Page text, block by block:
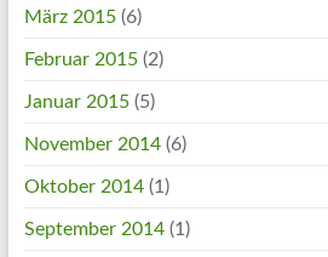
März 2015(6)
Februar 2015(2)
Januar 2015(5)
November 2014(6)
Oktober 2014(1)
September 2014(1)